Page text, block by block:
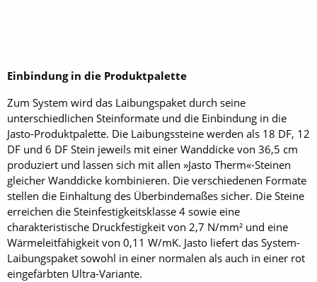
Einbindung in die Produktpalette
Zum System wird das Laibungspaket durch seine
unterschiedlichen Steinformate und die Einbindung in die
Jasto-Produktpalette. Die Laibungssteine werden als 18 DF, 12
DF und 6 DF Stein jeweils mit einer Wanddicke von 36,5 cm
produziert und lassen sich mit allen »Jasto Therm«-Steinen
gleicher Wanddicke kombinieren. Die verschiedenen Formate
stellen die Einhaltung des Überbindemaßes sicher. Die Steine
erreichen die Steinfestigkeitsklasse 4 sowie eine
charakteristische Druckfestigkeit von 2,7 N/mm² und eine
Wärmeleitfähigkeit von 0,11 W/mK. Jasto liefert das System-
Laibungspaket sowohl in einer normalen als auch in einer rot
eingefärbten Ultra-Variante.